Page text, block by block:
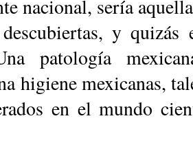
nacional, sería
y quizás
patología
higiene mexicanas,
en el mundo